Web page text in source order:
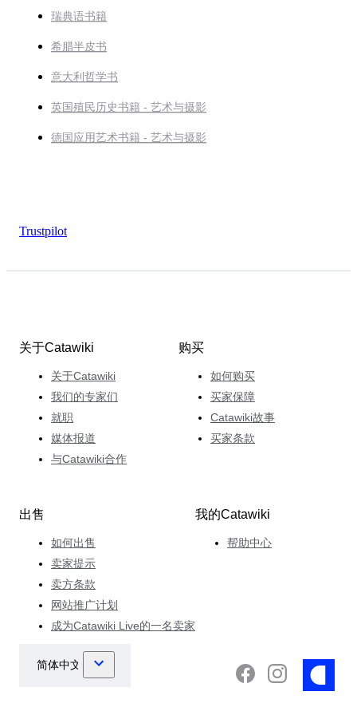
瑞典语书籍
希腊半皮书
意大利哲学书
英国殖民历史书籍 - 艺术与摄影
德国应用艺术书籍 - 艺术与摄影
Trustpilot
关于Catawiki
关于Catawiki
我们的专家们
就职
媒体报道
与Catawiki合作
购买
如何购买
买家保障
Catawiki故事
买家条款
出售
如何出售
卖家提示
卖方条款
网站推广计划
成为Catawiki Live的一名卖家
我的Catawiki
帮助中心